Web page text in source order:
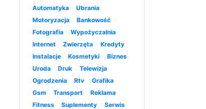
Automatyka
Ubrania
Motoryzacja
Bankowość
Fotografia
Wypożyczalnia
Internet
Zwierzęta
Kredyty
Instalacje
Kosmetyki
Biznes
Uroda
Druk
Telewizja
Ogrodzenia
Rtv
Grafika
Gsm
Transport
Reklama
Fitness
Suplementy
Serwis